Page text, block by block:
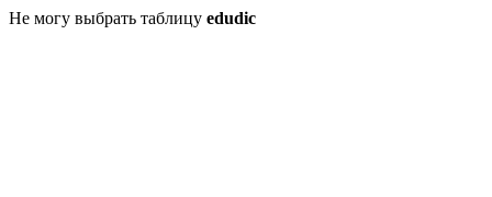
Не могу выбрать таблицу edudic